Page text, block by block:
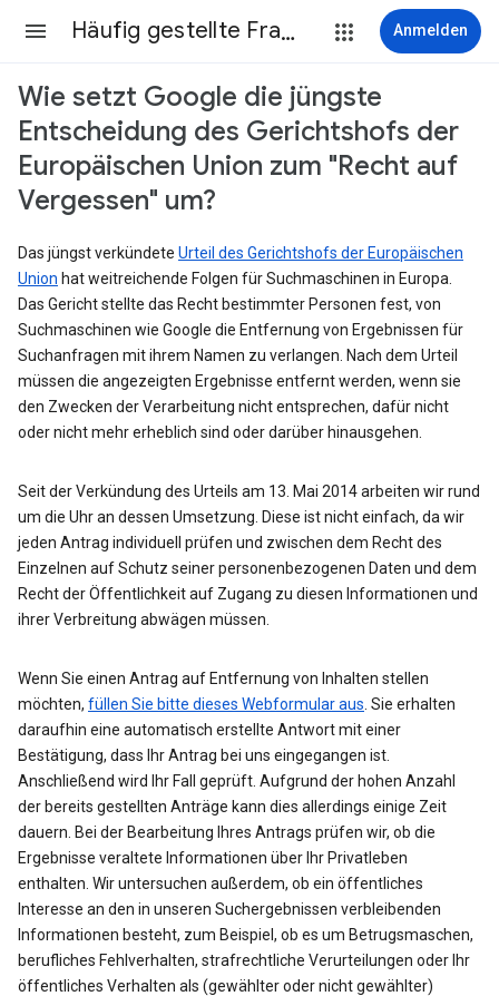
Häufig gestellte Fragen Anmelden
Wie setzt Google die jüngste
Entscheidung des Gerichtshofs der
Europäischen Union zum "Recht auf
Vergessen" um?
Das jüngst verkündete Urteil des Gerichtshofs der Europäischen
Union hat weitreichende Folgen für Suchmaschinen in Europa.
Das Gericht stellte das Recht bestimmter Personen fest, von
Suchmaschinen wie Google die Entfernung von Ergebnissen für
Suchanfragen mit ihrem Namen zu verlangen. Nach dem Urteil
müssen die angezeigten Ergebnisse entfernt werden, wenn sie
den Zwecken der Verarbeitung nicht entsprechen, dafür nicht
oder nicht mehr erheblich sind oder darüber hinausgehen.
Seit der Verkündung des Urteils am 13. Mai 2014 arbeiten wir rund
um die Uhr an dessen Umsetzung. Diese ist nicht einfach, da wir
jeden Antrag individuell prüfen und zwischen dem Recht des
Einzelnen auf Schutz seiner personenbezogenen Daten und dem
Recht der Öffentlichkeit auf Zugang zu diesen Informationen und
ihrer Verbreitung abwägen müssen.
Wenn Sie einen Antrag auf Entfernung von Inhalten stellen
möchten, füllen Sie bitte dieses Webformular aus . Sie erhalten
daraufhin eine automatisch erstellte Antwort mit einer
Bestätigung, dass Ihr Antrag bei uns eingegangen ist.
Anschließend wird Ihr Fall geprüft. Aufgrund der hohen Anzahl
der bereits gestellten Anträge kann dies allerdings einige Zeit
dauern. Bei der Bearbeitung Ihres Antrags prüfen wir, ob die
Ergebnisse veraltete Informationen über Ihr Privatleben
enthalten. Wir untersuchen außerdem, ob ein öffentliches
Interesse an den in unseren Suchergebnissen verbleibenden
Informationen besteht, zum Beispiel, ob es um Betrugsmaschen,
berufliches Fehlverhalten, strafrechtliche Verurteilungen oder Ihr
öffentliches Verhalten als (gewählter oder nicht gewählter)